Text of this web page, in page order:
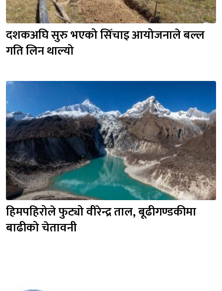
दशकअघि सुरु भएको सिँचाइ आयोजनाले बल्ल
गति लिन थाल्यो
हिमपहिरोले फुट्यो वीरेन्द्र ताल, बूढीगण्डकीमा
बाढीको चेतावनी